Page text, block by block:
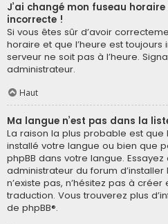
J’ai changé mon fuseau
incorrecte !
Si vous êtes sûr d’avoir
horaire et que l’heure est
serveur ne soit pas à l’heure.
administrateur.
Haut
Ma langue n’est pas dans la
La raison la plus probable est que
installé votre langue ou bien que
phpBB dans votre langue.
administrateur du forum
n’existe pas, n’hésitez pas à
traduction. Vous trouverez plus
de phpBB®.